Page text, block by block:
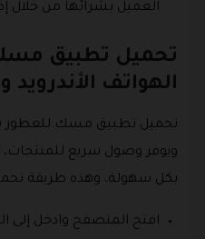
العميل بشرائها من
تحميل تطبيق
الهواتف الأندرويد
تحميل تطبيق مسك للعطور
ويوفر وصول سريع
بكل سهولة، وهذه طريقة
افتح المتصفح وادخل إلى